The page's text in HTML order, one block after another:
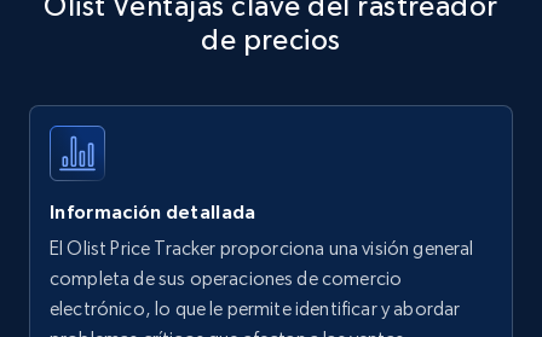
Title, Seller name, Brand, Description, Initial
35.2K+
Amazon products - find products by using
upc numbers
de precios
Información detallada
El Olist Price Tracker proporciona una visión general
completa de sus operaciones de comercio
electrónico, lo que le permite identificar y abordar